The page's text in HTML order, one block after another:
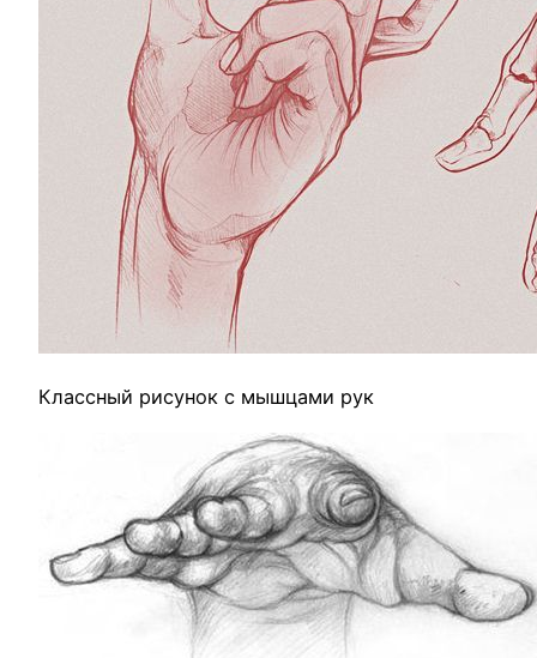
Классный рисунок с мышцами рук